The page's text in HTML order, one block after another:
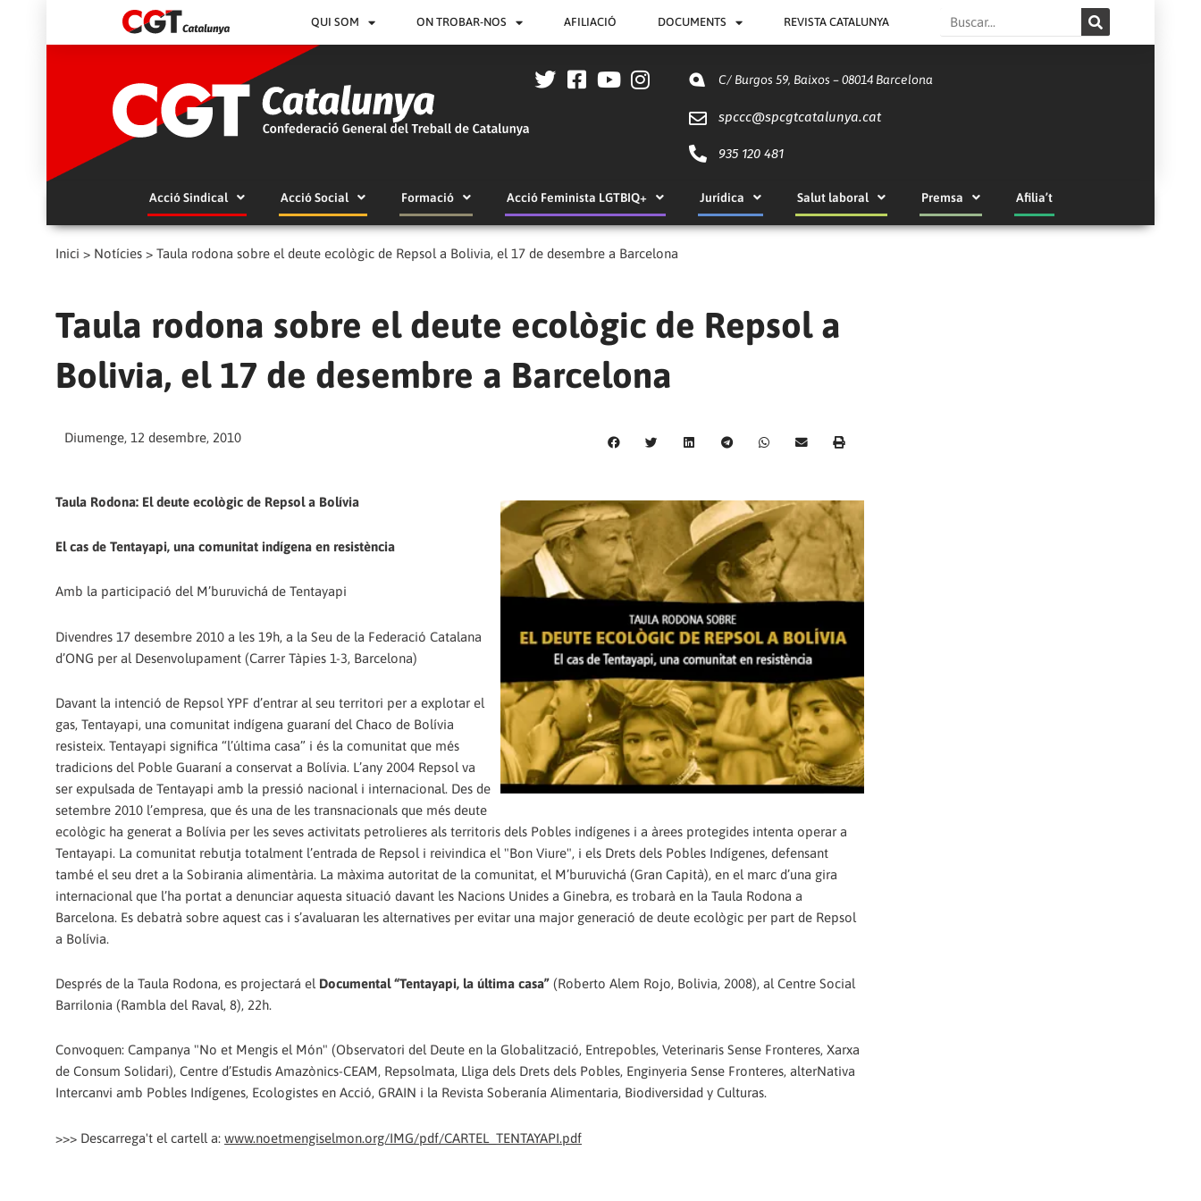
QUI SOM ON TROBAR-NOS AFILIACIÓ DOCUMENTS REVISTA CATALUNYA Search
C/ Burgos 59, Baixos – 08014 Barcelona
spccc@spcgtcatalunya.cat
935 120 481
Acció Sindical Acció Social Formació Acció Feminista LGTBIQ+ Jurídica Salut laboral Premsa Afilia’t
Inici > Notícies > Taula rodona sobre el deute ecològic de Repsol a Bolivia, el 17 de desembre a Barcelona
Taula rodona sobre el deute ecològic de Repsol a
Bolivia, el 17 de desembre a Barcelona
Diumenge, 12 desembre, 2010
Taula Rodona: El deute ecològic de Repsol a Bolívia
El cas de Tentayapi, una comunitat indígena en resistència
Amb la participació del M’buruvichá de Tentayapi
Divendres 17 desembre 2010 a les 19h, a la Seu de la Federació Catalana
d’ONG per al Desenvolupament (Carrer Tàpies 1-3, Barcelona)
Davant la intenció de Repsol YPF d’entrar al seu territori per a explotar el
gas, Tentayapi, una comunitat indígena guaraní del Chaco de Bolívia
resisteix. Tentayapi significa “l’última casa” i és la comunitat que més
tradicions del Poble Guaraní a conservat a Bolívia. L’any 2004 Repsol va
ser expulsada de Tentayapi amb la pressió nacional i internacional. Des de
setembre 2010 l’empresa, que és una de les transnacionals que més deute
ecològic ha generat a Bolívia per les seves activitats petrolieres als territoris dels Pobles indígenes i a àrees protegides intenta operar a
Tentayapi. La comunitat rebutja totalment l’entrada de Repsol i reivindica el "Bon Viure", i els Drets dels Pobles Indígenes, defensant
també el seu dret a la Sobirania alimentària. La màxima autoritat de la comunitat, el M’buruvichá (Gran Capità), en el marc d’una gira
internacional que l’ha portat a denunciar aquesta situació davant les Nacions Unides a Ginebra, es trobarà en la Taula Rodona a
Barcelona. Es debatrà sobre aquest cas i s’avaluaran les alternatives per evitar una major generació de deute ecològic per part de Repsol
a Bolívia.
Després de la Taula Rodona, es projectará el Documental “Tentayapi, la última casa” (Roberto Alem Rojo, Bolivia, 2008), al Centre Social
Barrilonia (Rambla del Raval, 8), 22h.
Convoquen: Campanya "No et Mengis el Món" (Observatori del Deute en la Globalització, Entrepobles, Veterinaris Sense Fronteres, Xarxa
de Consum Solidari), Centre d’Estudis Amazònics-CEAM, Repsolmata, Lliga dels Drets dels Pobles, Enginyeria Sense Fronteres, alterNativa
Intercanvi amb Pobles Indígenes, Ecologistes en Acció, GRAIN i la Revista Soberanía Alimentaria, Biodiversidad y Culturas.
>>> Descarrega't el cartell a: www.noetmengiselmon.org/IMG/pdf/CARTEL_TENTAYAPI.pdf